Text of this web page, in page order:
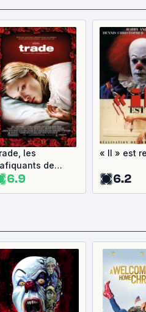
les
de
6.9
« Il » est
6.2